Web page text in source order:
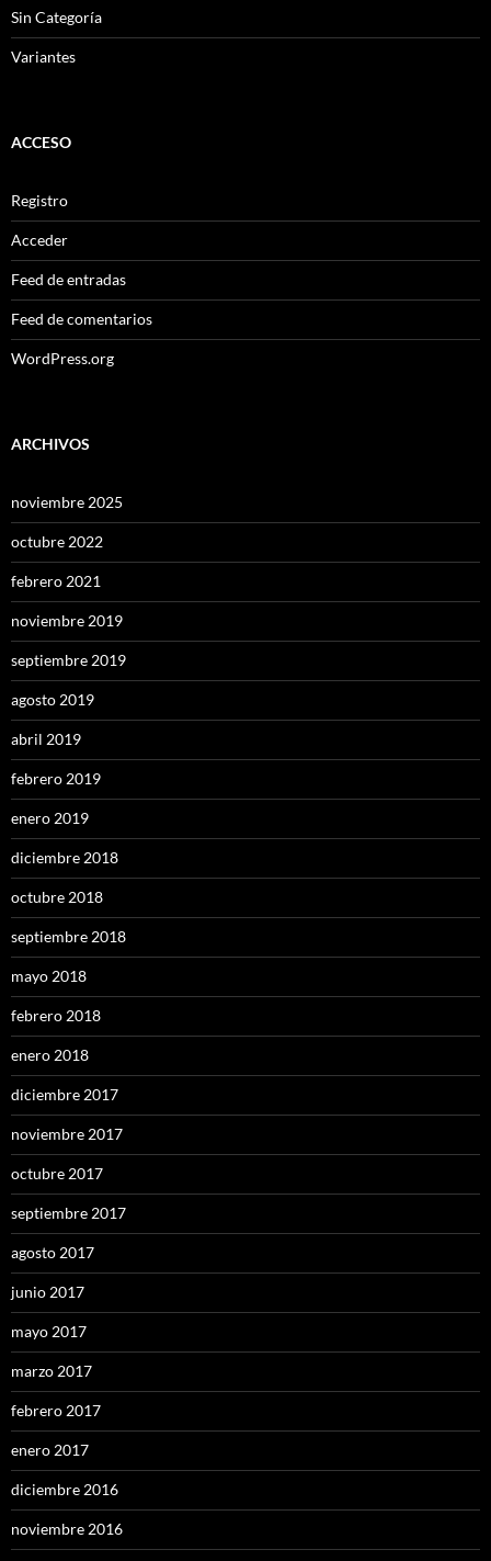
Sin Categoría
Variantes
ACCESO
Registro
Acceder
Feed de entradas
Feed de comentarios
WordPress.org
ARCHIVOS
noviembre 2025
octubre 2022
febrero 2021
noviembre 2019
septiembre 2019
agosto 2019
abril 2019
febrero 2019
enero 2019
diciembre 2018
octubre 2018
septiembre 2018
mayo 2018
febrero 2018
enero 2018
diciembre 2017
noviembre 2017
octubre 2017
septiembre 2017
agosto 2017
junio 2017
mayo 2017
marzo 2017
febrero 2017
enero 2017
diciembre 2016
noviembre 2016